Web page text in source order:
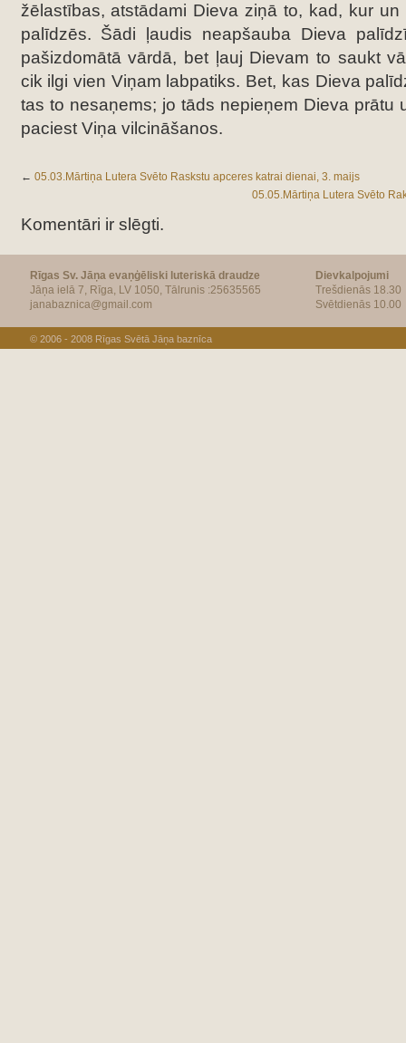
žēlastības, atstādami Dieva ziņā to, kad, kur
palīdzēs. Šādi ļaudis neapšauba Dieva
pašizdomātā vārdā, bet ļauj Dievam to saukt
cik ilgi vien Viņam labpatiks. Bet, kas Dieva
tas to nesaņems; jo tāds nepieņem Dieva prātu
paciest Viņa vilcināšanos.
← 05.03.Mārtiņa Lutera Svēto Raskstu apceres katrai dienai, 3. maijs
05.05.Mārtiņa Lutera Svēto
Komentāri ir slēgti.
Rīgas Sv. Jāņa evaņģēliski luteriskā draudze
Jāņa ielā 7, Rīga, LV 1050, Tālrunis :25635565
janabaznica@gmail.com
Dievkalpojumi
Trešdienās 18.30
Svētdienās 10.00
© 2006 - 2008 Rīgas Svētā Jāņa baznīca